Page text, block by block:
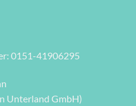
0151-41906295
Unterland GmbH)